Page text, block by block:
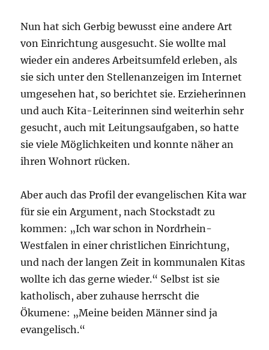
Nun hat sich Gerbig bewusst eine andere Art
von Einrichtung ausgesucht. Sie wollte mal
wieder ein anderes Arbeitsumfeld erleben, als
sie sich unter den Stellenanzeigen im Internet
umgesehen hat, so berichtet sie. Erzieherinnen
und auch Kita-Leiterinnen sind weiterhin sehr
gesucht, auch mit Leitungsaufgaben, so hatte
sie viele Möglichkeiten und konnte näher an
ihren Wohnort rücken.
Aber auch das Profil der evangelischen Kita war
für sie ein Argument, nach Stockstadt zu
kommen: „Ich war schon in Nordrhein-
Westfalen in einer christlichen Einrichtung,
und nach der langen Zeit in kommunalen Kitas
wollte ich das gerne wieder.“ Selbst ist sie
katholisch, aber zuhause herrscht die
Ökumene: „Meine beiden Männer sind ja
evangelisch.“